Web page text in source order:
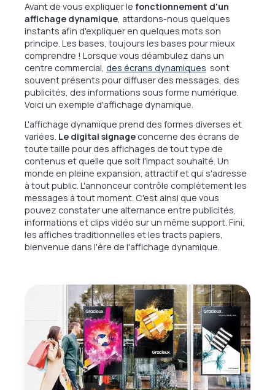
Avant de vous expliquer le fonctionnement d'un
affichage dynamique, attardons-nous quelques
instants afin d'expliquer en quelques mots son
principe. Les bases, toujours les bases pour mieux
comprendre ! Lorsque vous déambulez dans un
centre commercial, des écrans dynamiques sont
souvent présents pour diffuser des messages, des
publicités, des informations sous forme numérique.
Voici un exemple d'affichage dynamique.
L'affichage dynamique prend des formes diverses et
variées. Le digital signage concerne des écrans de
toute taille pour des affichages de tout type de
contenus et quelle que soit l'impact souhaité. Un
monde en pleine expansion, attractif et qui s'adresse
à tout public. L'annonceur contrôle complètement les
messages à tout moment. C'est ainsi que vous
pouvez constater une alternance entre publicités,
informations et clips vidéo sur un même support. Fini,
les affiches traditionnelles et les tracts papiers,
bienvenue dans l'ère de l'affichage dynamique.